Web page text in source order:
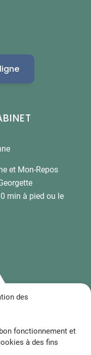
des
fonctionnement et
à des fins
et Mon-Repos
min à pied ou le